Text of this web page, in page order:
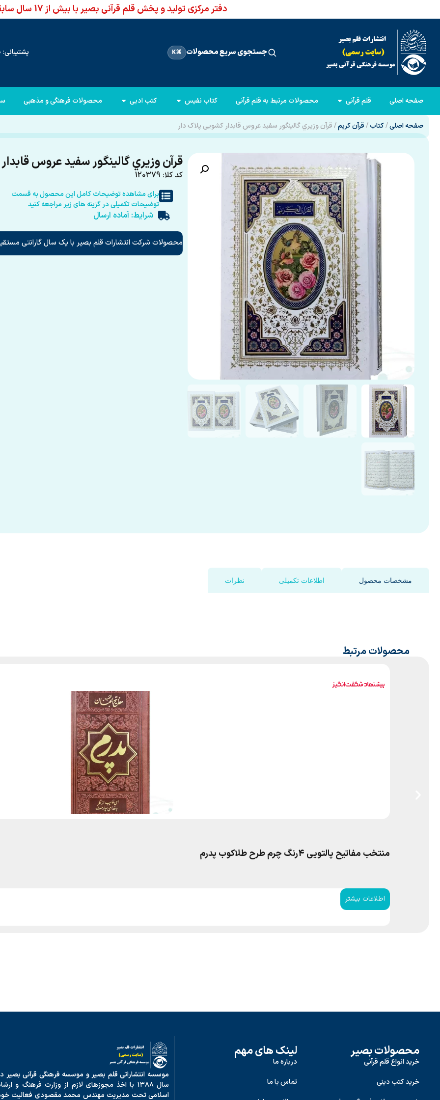
دفتر مرکزی تولید و پخش قلم قرآنی بصیر با بیش از 17 سال سابقه
جستجوی سریع محصولات ⌘K پشتیبانی: 66960950-021
صفحه اصلی قلم قرآنی محصولات مرتبط به قلم قرآنی کتاب نفیس کتب ادبی محصولات فرهنگی و مذهبی
صفحه اصلی/کتاب/قرآن کریم/ قرآن وزيري گالينگور سفيد عروس قابدار کشویی پلاک دار
قرآن وزيري گالينگور سفيد عروس
کد کلا: 120379
برای مشاهده توضیحات کامل این محصول به قسمت
توضیحات تکمیلی در گزینه های زیر مراجعه کنید
شرایط: آماده ارسال
محصولات شرکت انتشارات قلم بصیر با یک سال گارانتی
مشخصات محصول اطلاعات تکمیلی نظرات
محصولات مرتبط
منتخب مفاتیح پالتویی 4رنگ چرم طرح طلاکوب پدرم
اطلاعات بیشتر
محصولات بصیر
خرید انواع قلم قرآنی
خرید کتب دینی
لینک های مهم
درباره ما
تماس با ما
موسسه انتشاراتی قلم بصیر و موسسه فرهنگی قرآنی بصیر
سال ۱۳۸۸ با اخذ مجوزهای لازم از وزارت فرهنگ و
اسلامی تحت مدیریت مهندس محمد مقصودی فعالیت